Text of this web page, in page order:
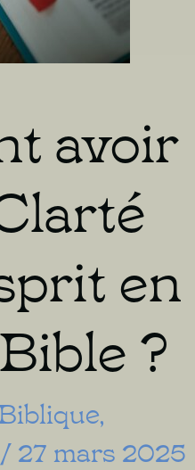
avoir
en
?
,
/27 mars 2025